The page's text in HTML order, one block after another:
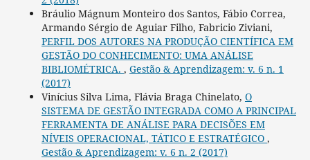
Bráulio Mágnum Monteiro dos Santos, Fábio Correa,
Armando Sérgio de Aguiar Filho, Fabricio Ziviani,
PERFIL DOS AUTORES NA PRODUÇÃO CIENTÍFICA EM
GESTÃO DO CONHECIMENTO: UMA ANÁLISE
BIBLIOMÉTRICA. , Gestão & Aprendizagem: v. 6 n. 1
(2017)
Vinícius Silva Lima, Flávia Braga Chinelato, O
SISTEMA DE GESTÃO INTEGRADA COMO A PRINCIPAL
FERRAMENTA DE ANÁLISE PARA DECISÕES EM
NÍVEIS OPERACIONAL, TÁTICO E ESTRATÉGICO ,
Gestão & Aprendizagem: v. 6 n. 2 (2017)